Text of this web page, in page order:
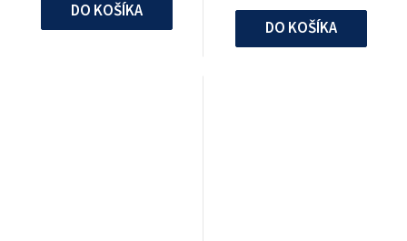
DO KOŠÍKA
DO KOŠÍKA